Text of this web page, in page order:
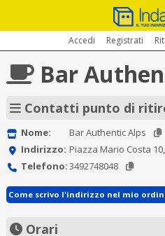
Accedi Registrati
Bar
Contatti punto di
Nome:
Bar Authentic Alps
Indirizzo: Piazza Mario Costa
Telefono:3492748048
Come scrivo l'indirizzo nel mio
Orari